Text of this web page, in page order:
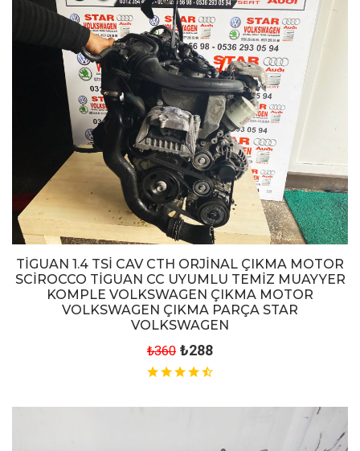
TİGUAN 1.4 TSİ CAV CTH ORJİNAL ÇIKMA MOTOR
SCİROCCO TİGUAN CC UYUMLU TEMİZ MUAYYER
KOMPLE VOLKSWAGEN ÇIKMA MOTOR
VOLKSWAGEN ÇIKMA PARÇA STAR
VOLKSWAGEN
₺360 ₺288